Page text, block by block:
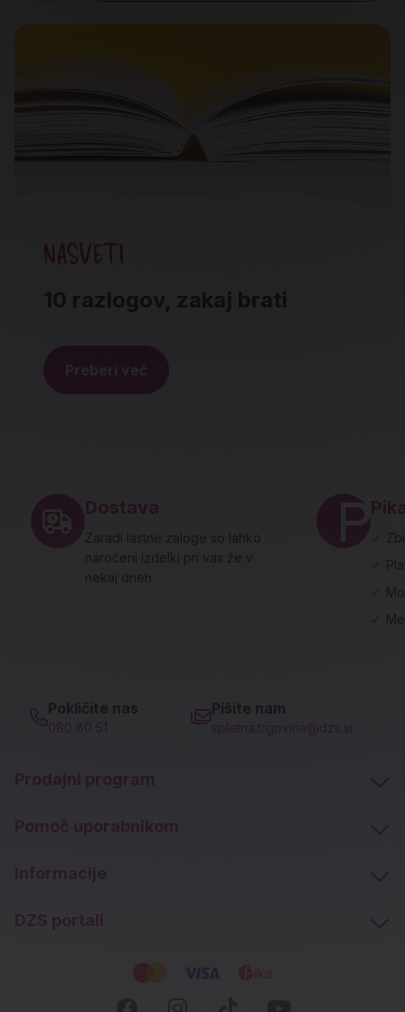
NASVETI
10 razlogov, zakaj brati
Preberi več
Dostava
Zaradi lastne zaloge so lahko
naročeni izdelki pri vas že v
nekaj dneh.
Pokličite nas
080 80 51
Pišite nam
spletna.trgovina@dzs.si
Prodajni program
Pomoč uporabnikom
Informacije
DZS portali